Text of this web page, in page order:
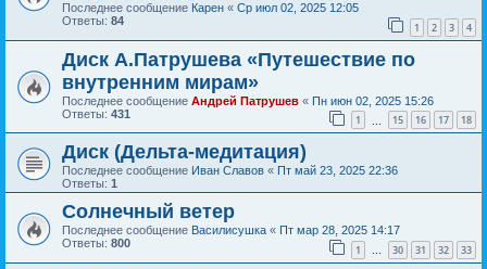
Последнее сообщение Карен « Ср июл 02, 2025 12:05
Ответы: 84 1 2 3 4
Диск А.Патрушева «Путешествие по
внутренним мирам»
Последнее сообщение Андрей Патрушев « Пн июн 02, 2025 15:26
Ответы: 431 1 15 16 17 18
Диск (Дельта-медитация)
Последнее сообщение Иван Славов « Пт май 23, 2025 22:36
Ответы: 1
Солнечный ветер
Последнее сообщение Василисушка « Пт мар 28, 2025 14:17
Ответы: 800 1 … 30 31 32 33